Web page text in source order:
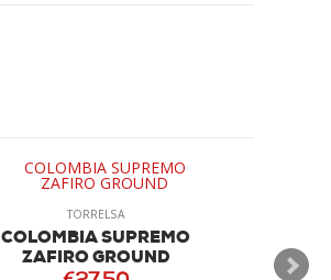
TORRELSA
COLOMBIA SUPREMO
ZAFIRO GROUND